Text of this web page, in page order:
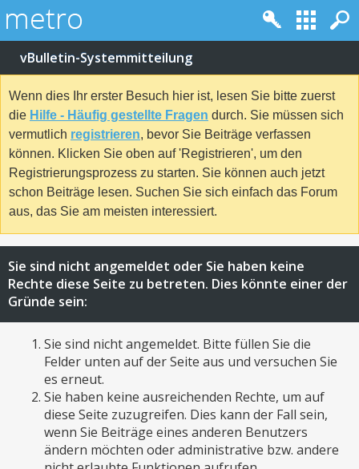
vBulletin-Systemmitteilung
Wenn dies Ihr erster Besuch hier ist, lesen Sie bitte zuerst
die Hilfe - Häufig gestellte Fragen durch. Sie müssen sich
vermutlich registrieren, bevor Sie Beiträge verfassen
können. Klicken Sie oben auf 'Registrieren', um den
Registrierungsprozess zu starten. Sie können auch jetzt
schon Beiträge lesen. Suchen Sie sich einfach das Forum
aus, das Sie am meisten interessiert.
Sie sind nicht angemeldet oder Sie haben keine
Rechte diese Seite zu betreten. Dies könnte einer der
Gründe sein:
Sie sind nicht angemeldet. Bitte füllen Sie die
Felder unten auf der Seite aus und versuchen Sie
es erneut.
Sie haben keine ausreichenden Rechte, um auf
diese Seite zuzugreifen. Dies kann der Fall sein,
wenn Sie Beiträge eines anderen Benutzers
ändern möchten oder administrative bzw. andere